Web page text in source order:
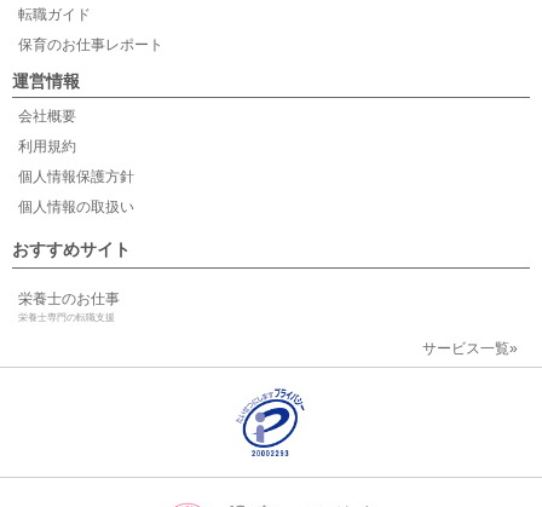
転職ガイド
保育のお仕事レポート
運営情報
会社概要
利用規約
個人情報保護方針
個人情報の取扱い
おすすめサイト
栄養士のお仕事
栄養士専門の転職支援
サービス一覧»